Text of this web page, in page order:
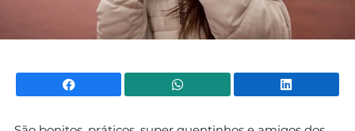
Facebook WhatsApp